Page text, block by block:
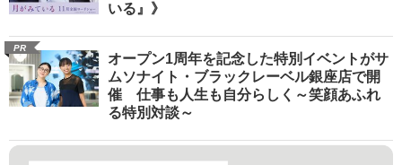
いる』》
PR
オープン1周年を記念した特別イベントがサ
ムソナイト・ブラックレーベル銀座店で開
催 仕事も人生も自分らしく～笑顔あふれ
る特別対談～